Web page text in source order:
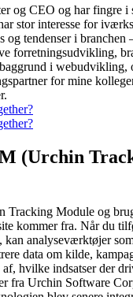
og CEO og har fingre i
stor interesse for
og tendenser i
forretningsudvikling,
i webudvikling,
for mine
(Urchin
Tracking Module og
kommer fra. Når du
kan analyseværktøjer
data om kilde,
hvilke indsatser der
fra Urchin Software